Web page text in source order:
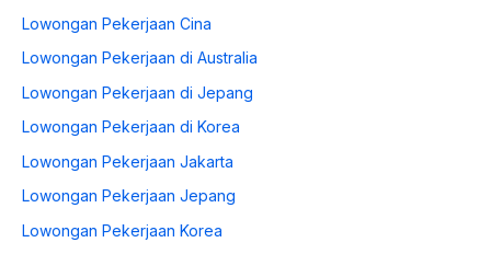
Lowongan Pekerjaan Cina
Lowongan Pekerjaan di Australia
Lowongan Pekerjaan di Jepang
Lowongan Pekerjaan di Korea
Lowongan Pekerjaan Jakarta
Lowongan Pekerjaan Jepang
Lowongan Pekerjaan Korea